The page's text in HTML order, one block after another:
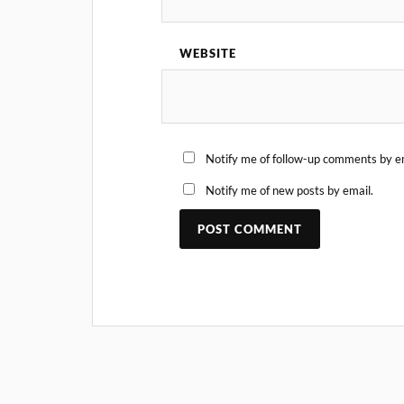
WEBSITE
Notify me of follow-up comments by
Notify me of new posts by email.